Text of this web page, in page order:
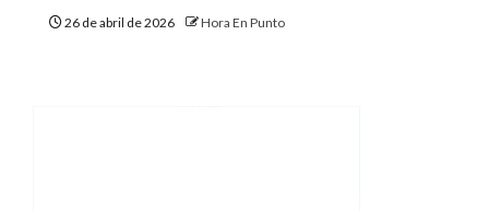
26 de abril de 2026 Hora En Punto